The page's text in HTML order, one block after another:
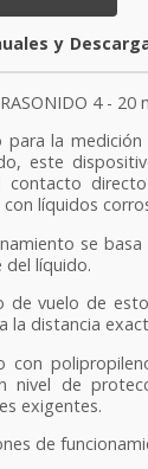
y
4 - 20
para la
este
contacto
líquidos
se
del líquido.
de vuelo de
la distancia
con
nivel de
exigentes.
de